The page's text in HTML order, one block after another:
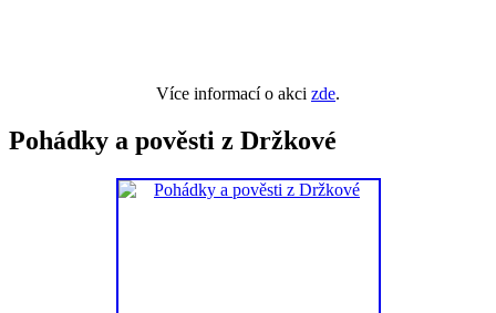
Více informací o akci zde.
Pohádky a pověsti z Držkové